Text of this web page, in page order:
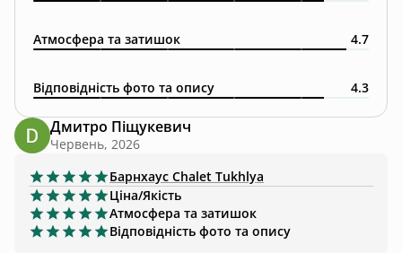
Атмосфера та затишок 4.7
Відповідність фото та опису 4.3
Дмитро Піщукевич
Червень, 2026
Барнхаус Chalet Tukhlya
Ціна/Якість
Атмосфера та затишок
Відповідність фото та опису